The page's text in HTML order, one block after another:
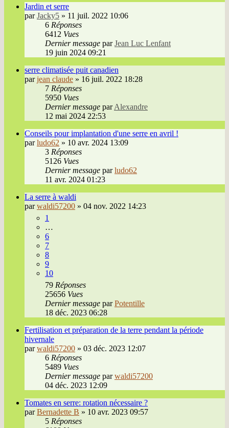
Jardin et serre
parJacky5 » 11 juil. 2022 10:06
6 Réponses
6412 Vues
Dernier message parJean Luc Lenfant
19 juin 2024 09:21
serre climatisée puit canadien
parjean claude » 16 juil. 2022 18:28
7 Réponses
5950 Vues
Dernier message parAlexandre
12 mai 2024 22:53
Conseils pour implantation d'une serre en avril !
parludo62 » 10 avr. 2024 13:09
3 Réponses
5126 Vues
Dernier message parludo62
11 avr. 2024 01:23
La serre à waldi
parwaldi57200 » 04 nov. 2022 14:23
1
…
6
7
8
9
10
79 Réponses
25656 Vues
Dernier message parPotentille
18 déc. 2023 06:28
Fertilisation et préparation de la terre pendant la période
hivernale
parwaldi57200 » 03 déc. 2023 12:07
6 Réponses
5489 Vues
Dernier message parwaldi57200
04 déc. 2023 12:09
Tomates en serre: rotation nécessaire ?
parBernadette B » 10 avr. 2023 09:57
5 Réponses